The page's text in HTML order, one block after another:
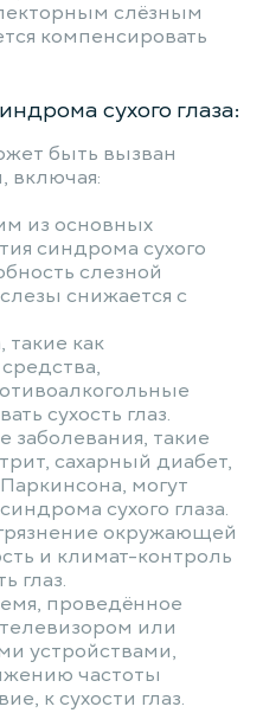
слёзным
компенсировать
сухого глаза:
быть вызван
включая:
из основных
синдрома сухого
слезной
снижается с
как
сухость глаз.
такие
сахарный диабет,
могут
сухого глаза.
окружающей
и климат-контроль
глаз.
проведённое
или
устройствами,
частоты
к сухости глаз.